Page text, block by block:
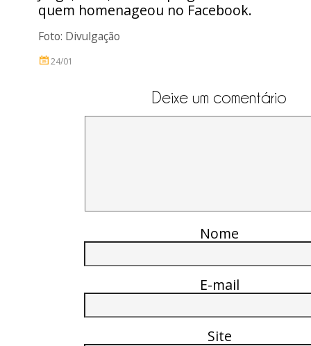
quem homenageou no Facebook.
Foto: Divulgação
24/01
Deixe um comentário
Nome
E-mail
Site